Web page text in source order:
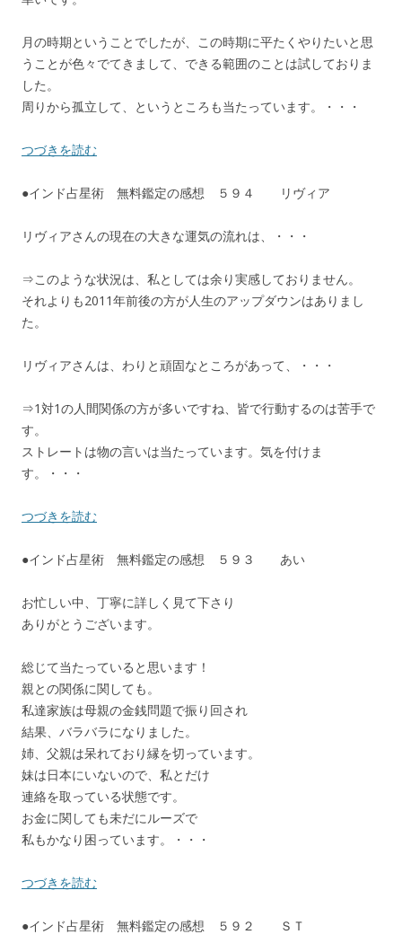
月の時期ということでしたが、この時期に平たくやりたいと思
うことが色々でてきまして、できる範囲のことは試しておりま
した。
周りから孤立して、というところも当たっています。・・・
つづきを読む
●インド占星術 無料鑑定の感想 ５９４ リヴィア
リヴィアさんの現在の大きな運気の流れは、・・・
⇒このような状況は、私としては余り実感しておりません。
それよりも2011年前後の方が人生のアップダウンはありまし
た。
リヴィアさんは、わりと頑固なところがあって、・・・
⇒1対1の人間関係の方が多いですね、皆で行動するのは苦手で
す。
ストレートは物の言いは当たっています。気を付けま
す。・・・
つづきを読む
●インド占星術 無料鑑定の感想 ５９３ あい
お忙しい中、丁寧に詳しく見て下さり
ありがとうございます。
総じて当たっていると思います！
親との関係に関しても。
私達家族は母親の金銭問題で振り回され
結果、バラバラになりました。
姉、父親は呆れており縁を切っています。
妹は日本にいないので、私とだけ
連絡を取っている状態です。
お金に関しても未だにルーズで
私もかなり困っています。・・・
つづきを読む
●インド占星術 無料鑑定の感想 ５９２ ＳＴ